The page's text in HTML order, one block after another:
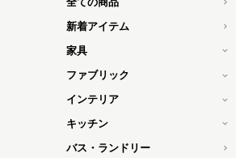
新着アイテム
家具
ファブリック
インテリア
キッチン
バス・ランドリー